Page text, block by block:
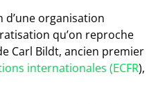
d’une organisation
qu’on reproche
Carl Bildt, ancien premier
internationales (ECFR),